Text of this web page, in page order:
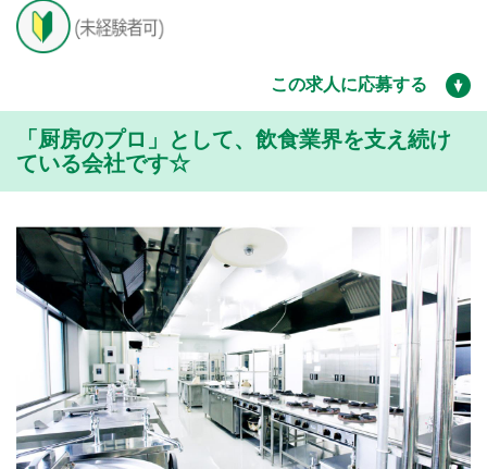
この求人に応募する
「厨房のプロ」として、飲食業界を支え続け
ている会社です☆